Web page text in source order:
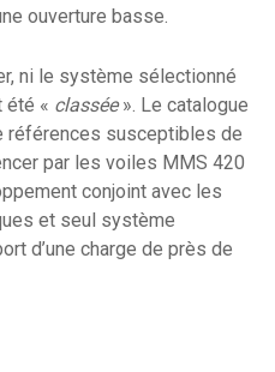
ouverture basse.
ni le système sélectionné
été « classée». Le catalogue
références susceptibles de
par les voiles MMS 420
conjoint avec les
et seul système
d’une charge de près de